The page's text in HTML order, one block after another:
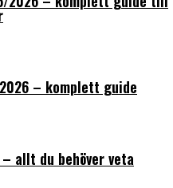
– komplett guide
allt du behöver veta